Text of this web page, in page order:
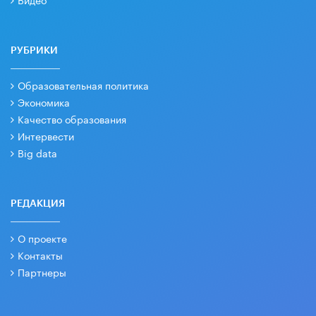
РУБРИКИ
Образовательная политика
Экономика
Качество образования
Интервести
Big data
РЕДАКЦИЯ
О проекте
Контакты
Партнеры